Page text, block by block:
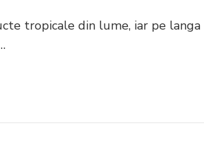
tropicale din lume, iar pe langa